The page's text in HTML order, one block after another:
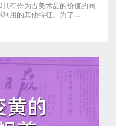
有作为古美术品的价值的同
用的其他特征。为了...